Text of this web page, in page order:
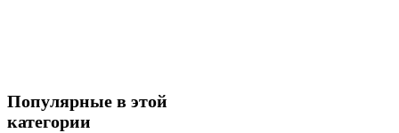
Популярные в этой
категории